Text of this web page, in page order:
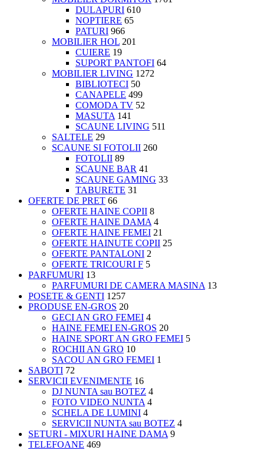
DULAPURI 610
NOPTIERE 65
PATURI 966
MOBILIER HOL 201
CUIERE 19
SUPORT PANTOFI 64
MOBILIER LIVING 1272
BIBLIOTECI 50
CANAPELE 499
COMODA TV 52
MASUTA 141
SCAUNE LIVING 511
SALTELE 29
SCAUNE SI FOTOLII 260
FOTOLII 89
SCAUNE BAR 41
SCAUNE GAMING 33
TABURETE 31
OFERTE DE PRET 66
OFERTE HAINE COPII 8
OFERTE HAINE DAMA 4
OFERTE HAINE FEMEI 21
OFERTE HAINUTE COPII 25
OFERTE PANTALONI 2
OFERTE TRICOURI F 5
PARFUMURI 13
PARFUMURI DE CAMERA MASINA 13
POSETE & GENTI 1257
PRODUSE EN-GROS 20
GECI AN GRO FEMEI 4
HAINE FEMEI EN-GROS 20
HAINE SPORT AN GRO FEMEI 5
ROCHII AN GRO 10
SACOU AN GRO FEMEI 1
SABOTI 72
SERVICII EVENIMENTE 16
DJ NUNTA sau BOTEZ 4
FOTO VIDEO NUNTA 4
SCHELA DE LUMINI 4
SERVICII NUNTA sau BOTEZ 4
SETURI - MIXURI HAINE DAMA 9
TELEFOANE 469